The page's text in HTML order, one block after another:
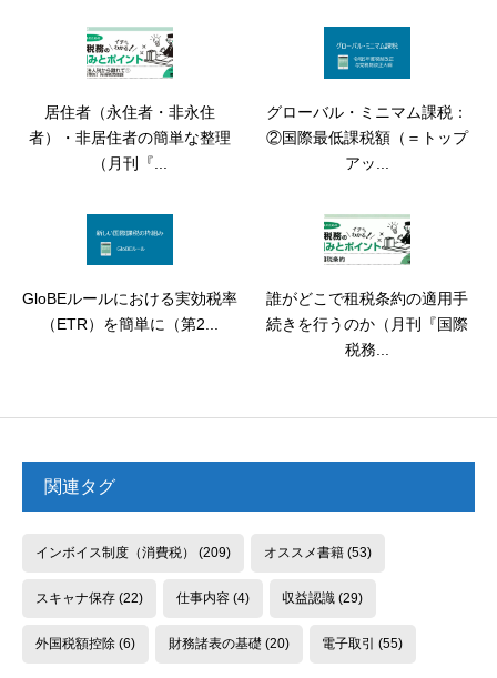
居住者（永住者・非永住
者）・非居住者の簡単な整理
（月刊『...
グローバル・ミニマム課税：
②国際最低課税額（＝トップ
アッ...
GloBEルールにおける実効税率
（ETR）を簡単に（第2...
誰がどこで租税条約の適用手
続きを行うのか（月刊『国際
税務...
関連タグ
インボイス制度（消費税） (209) オススメ書籍(53)
スキャナ保存(22) 仕事内容(4) 収益認識 (29)
外国税額控除(6) 財務諸表の基礎 (20) 電子取引 (55)